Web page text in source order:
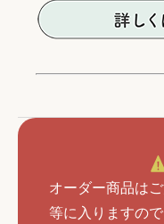
オーダー商品は
等に入りますので